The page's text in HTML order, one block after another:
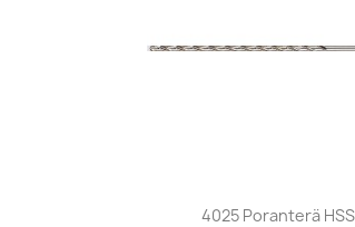
Pikakatselu
4025 Poranterä